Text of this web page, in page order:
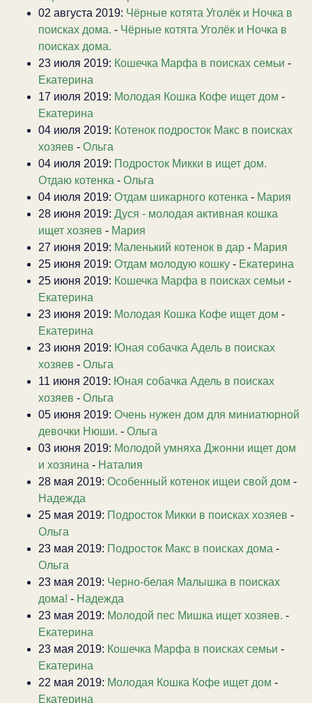
02 августа 2019: Чёрные котята Уголёк и Ночка в
поисках дома. - Чёрные котята Уголёк и Ночка в
поисках дома.
23 июля 2019: Кошечка Марфа в поисках семьи -
Екатерина
17 июля 2019: Молодая Кошка Кофе ищет дом -
Екатерина
04 июля 2019: Котенок подросток Макс в поисках
хозяев - Ольга
04 июля 2019: Подросток Микки в ищет дом.
Отдаю котенка - Ольга
04 июля 2019: Отдам шикарного котенка - Мария
28 июня 2019: Дуся - молодая активная кошка
ищет хозяев - Мария
27 июня 2019: Маленький котенок в дар - Мария
25 июня 2019: Отдам молодую кошку - Екатерина
25 июня 2019: Кошечка Марфа в поисках семьи -
Екатерина
23 июня 2019: Молодая Кошка Кофе ищет дом -
Екатерина
23 июня 2019: Юная собачка Адель в поисках
хозяев - Ольга
11 июня 2019: Юная собачка Адель в поисках
хозяев - Ольга
05 июня 2019: Очень нужен дом для миниатюрной
девочки Нюши. - Ольга
03 июня 2019: Молодой умняха Джонни ищет дом
и хозяина - Наталия
28 мая 2019: Особенный котенок ищеи свой дом -
Надежда
25 мая 2019: Подросток Микки в поисках хозяев -
Ольга
23 мая 2019: Подросток Макс в поисках дома -
Ольга
23 мая 2019: Черно-белая Малышка в поисках
дома! - Надежда
23 мая 2019: Молодой пес Мишка ищет хозяев. -
Екатерина
23 мая 2019: Кошечка Марфа в поисках семьи -
Екатерина
22 мая 2019: Молодая Кошка Кофе ищет дом -
Екатерина